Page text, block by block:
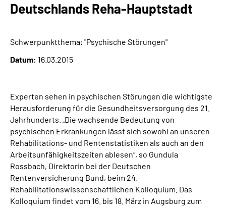
Experten
Über uns & Presse
Suche
Language
Inhalte in Gebärdensprache (DGS)
Leichte Sprache
Deutschlands Reha-Hauptstadt
Schwerpunktthema: "Psychische Störungen"
Datum: 16.03.2015
Experten sehen in psychischen Störungen die wichtigste
Herausforderung für die Gesundheitsversorgung des 21.
Jahrhunderts. „Die wachsende Bedeutung von
psychischen Erkrankungen lässt sich sowohl an unseren
Rehabilitations- und Rentenstatistiken als auch an den
Arbeitsunfähigkeitszeiten ablesen“, so Gundula
Rossbach, Direktorin bei der Deutschen
Rentenversicherung Bund, beim 24.
Rehabilitationswissenschaftlichen Kolloquium. Das
Kolloquium findet vom 16. bis 18. März in Augsburg zum